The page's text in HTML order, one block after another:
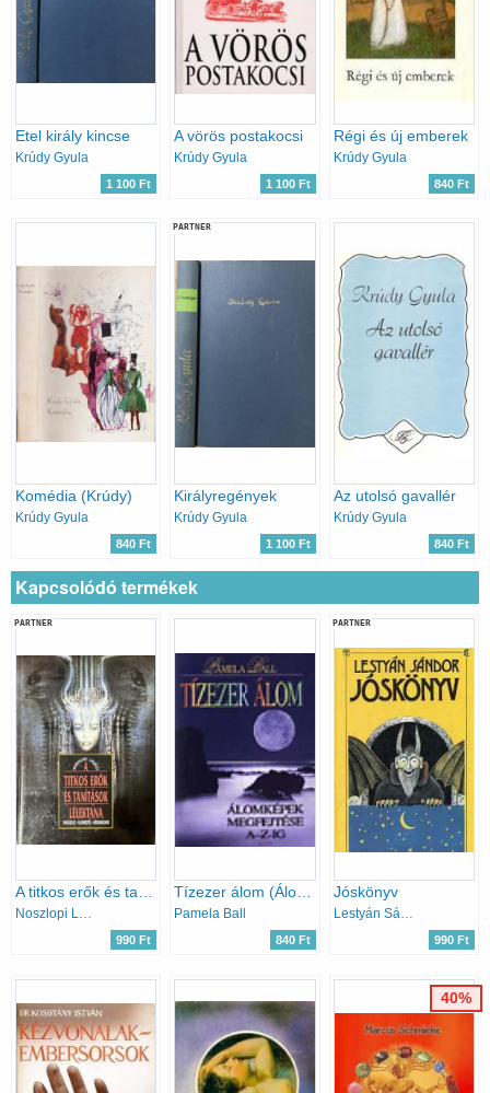
Etel király kincse
Krúdy Gyula
1 100 Ft
A vörös postakocsi
Krúdy Gyula
1 100 Ft
Régi és új emberek
Krúdy Gyula
840 Ft
Komédia (Krúdy)
Krúdy Gyula
840 Ft
PARTNER
Királyregények
Krúdy Gyula
1 100 Ft
Az utolsó gavallér
Krúdy Gyula
840 Ft
Kapcsolódó termékek
PARTNER
Noszlopi László
990 Ft
Pamela Ball
840 Ft
PARTNER
Jóskönyv
Lestyán Sándor
990 Ft
40%